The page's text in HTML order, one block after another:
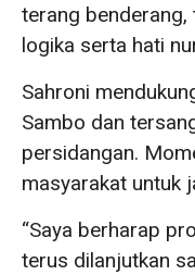
terang benderang,
logika serta hati
Sahroni
Sambo dan
persidangan.
masyarakat untuk
“Saya berharap
terus dilanjutkan